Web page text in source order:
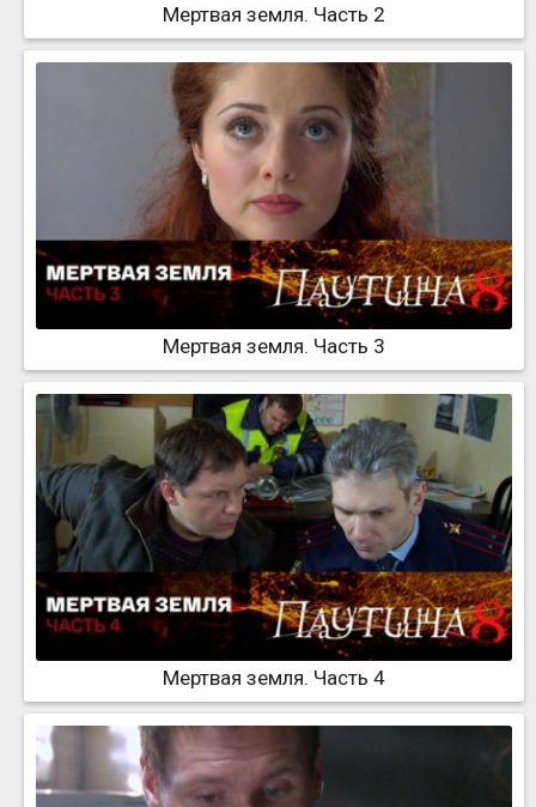
Мертвая земля. Часть 2
Мертвая земля. Часть 3
Мертвая земля. Часть 4